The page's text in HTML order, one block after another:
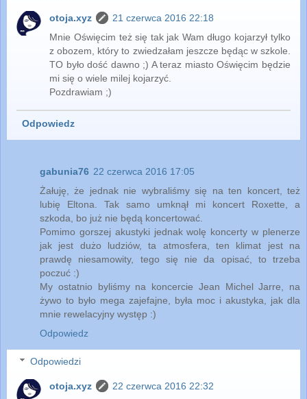
otoja.xyz
21 czerwca 2016 22:18
Mnie Oświęcim też się tak jak Wam długo kojarzył tylko
z obozem, który to zwiedzałam jeszcze będąc w szkole.
TO było dość dawno ;) A teraz miasto Oświęcim będzie
mi się o wiele milej kojarzyć.
Pozdrawiam ;)
Odpowiedz
gabunia76 22 czerwca 2016 17:05
Żałuję, że jednak nie wybraliśmy się na ten koncert, też
lubię Eltona. Tak samo umknął mi koncert Roxette, a
szkoda, bo już nie będą koncertować.
Pomimo gorszej akustyki jednak wolę koncerty w plenerze
jak jest dużo ludziów, ta atmosfera, ten klimat jest na
prawdę niesamowity, tego się nie da opisać, to trzeba
poczuć :)
My ostatnio byliśmy na koncercie Jean Michel Jarre, na
żywo to było mega zajefajne, była moc i akustyka, jak dla
mnie rewelacyjny występ :)
Odpowiedz
Odpowiedzi
otoja.xyz
22 czerwca 2016 22:32